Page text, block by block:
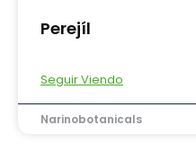
Perejíl
Seguir Viendo
Narinobotanicals